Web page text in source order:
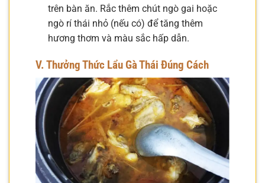
trên bàn ăn. Rắc thêm chút ngò gai hoặc
ngò rí thái nhỏ (nếu có) để tăng thêm
hương thơm và màu sắc hấp dẫn.
V. Thưởng Thức Lẩu Gà Thái Đúng Cách